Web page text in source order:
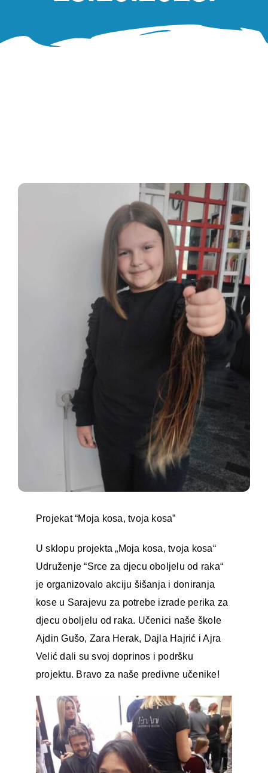
Oglasna ploča
Aktivnosti
Projekat “Moja kosa, tvoja kosa”
U sklopu projekta „Moja kosa, tvoja kosa“
Udruženje “Srce za djecu oboljelu od raka“
je organizovalo akciju šišanja i doniranja
kose u Sarajevu za potrebe izrade perika za
djecu oboljelu od raka. Učenici naše škole
Ajdin Gušo, Zara Herak, Dajla Hajrić i Ajra
Velić dali su svoj doprinos i podršku
projektu. Bravo za naše predivne učenike!